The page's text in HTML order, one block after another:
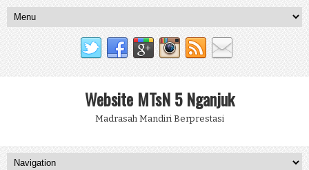
Website MTsN 5 Nganjuk
Madrasah Mandiri Berprestasi